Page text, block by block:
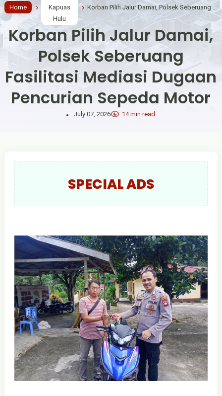
Home
Kapuas
Hulu
Korban Pilih Jalur Damai, Polsek Seberuang Fasilitasi Mediasi Dugaan Pencurian Sepeda Motor
Korban Pilih Jalur Damai,
Polsek Seberuang
Fasilitasi Mediasi Dugaan
Pencurian Sepeda Motor
July 07, 2026 14 min read
SPECIAL ADS